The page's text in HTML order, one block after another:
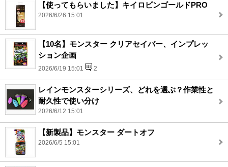
【使ってもらいました】キイロビンゴールドPRO
2026/6/26 15:01
【10名】モンスター クリアセイバー、インプレッ
ション企画
2026/6/19 15:01 2
レインモンスターシリーズ、どれを選ぶ？作業性と
耐久性で使い分け
2026/6/12 15:01
【新製品】モンスター ダートオフ
2026/6/5 15:01